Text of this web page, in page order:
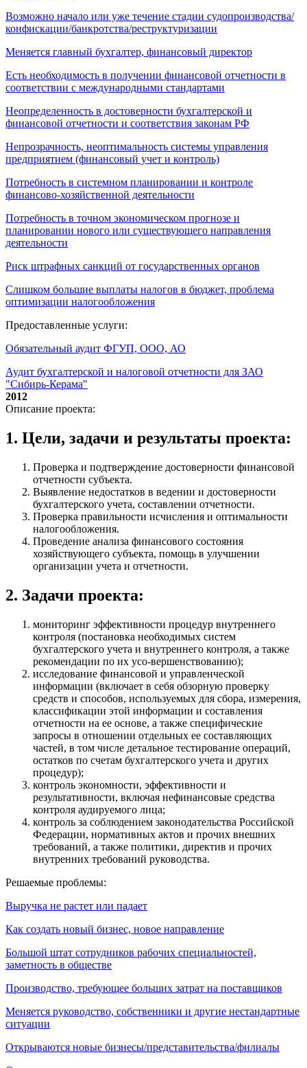
Возможно начало или уже течение стадии судопроизводства/
конфискации/банкротства/реструктуризации
Меняется главный бухгалтер, финансовый директор
Есть необходимость в получении финансовой отчетности в
соответствии с международными стандартами
Неопределенность в достоверности бухгалтерской и
финансовой отчетности и соответствия законам РФ
Непрозрачность, неоптимальность системы управления
предприятием (финансовый учет и контроль)
Потребность в системном планировании и контроле
финансово-хозяйственной деятельности
Потребность в точном экономическом прогнозе и
планировании нового или существующего направления
деятельности
Риск штрафных санкций от государственных органов
Слишком большие выплаты налогов в бюджет, проблема
оптимизации налогообложения
Предоставленные услуги:
Обязательный аудит ФГУП, ООО, АО
Аудит бухгалтерской и налоговой отчетности для ЗАО
"Сибирь-Керама"
2012
Описание проекта:
1. Цели, задачи и результаты проекта:
Проверка и подтверждение достоверности финансовой
отчетности субъекта.
Выявление недостатков в ведении и достоверности
бухгалтерского учета, составлении отчетности.
Проверка правильности исчисления и оптимальности
налогообложения.
Проведение анализа финансового состояния
хозяйствующего субъекта, помощь в улучшении
организации учета и отчетности.
2. Задачи проекта:
мониторинг эффективности процедур внутреннего
контроля (постановка необходимых систем
бухгалтерского учета и внутреннего контроля, а также
рекомендации по их усо-вершенствованию);
исследование финансовой и управленческой
информации (включает в себя обзорную проверку
средств и способов, используемых для сбора, измерения,
классификации этой информации и составления
отчетности на ее основе, а также специфические
запросы в отношении отдельных ее составляющих
частей, в том числе детальное тестирование операций,
остатков по счетам бухгалтерского учета и других
процедур);
контроль экономности, эффективности и
результативности, включая нефинансовые средства
контроля аудируемого лица;
контроль за соблюдением законодательства Российской
Федерации, нормативных актов и прочих внешних
требований, а также политики, директив и прочих
внутренних требований руководства.
Решаемые проблемы:
Выручка не растет или падает
Как создать новый бизнес, новое направление
Большой штат сотрудников рабочих специальностей,
заметность в обществе
Производство, требующее больших затрат на поставщиков
Меняется руководство, собственники и другие нестандартные
ситуации
Открываются новые бизнесы/представительства/филиалы